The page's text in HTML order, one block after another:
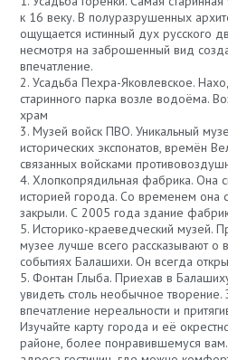
к 16 веку. В полуразрушенных
ощущается истинный дух русского
несмотря на заброшенный вид
впечатление.
2. Усадьба Пехра-Яковлевское.
старинного парка возле водоёма.
храм
3. Музей войск ПВО. Уникальный
исторических экспонатов, времён
связанных войсками
4. Хлопкопрядильная фабрика. Она
историей города. Со временем она
закрыли. С 2005 года здание
5. Историко-краеведческий музей.
музее лучше всего рассказывают о
событиях Балашихи. Он всегда
5. Фонтан Глыба. Приехав в
увидеть столь необычное
впечатление нереальности и
Изучайте карту города и её
районе, более понравившемуся